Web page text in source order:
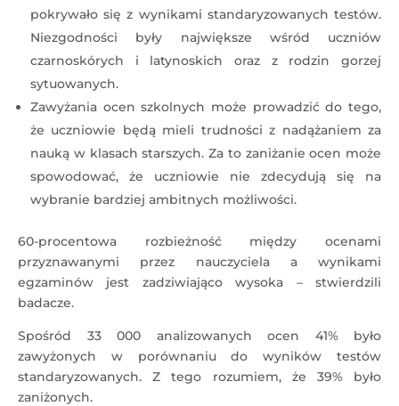
pokrywało się z wynikami standaryzowanych testów.
Niezgodności były największe wśród uczniów
czarnoskórych i latynoskich oraz z rodzin gorzej
sytuowanych.
Zawyżania ocen szkolnych może prowadzić do tego,
że uczniowie będą mieli trudności z nadążaniem za
nauką w klasach starszych. Za to zaniżanie ocen może
spowodować, że uczniowie nie zdecydują się na
wybranie bardziej ambitnych możliwości.
60-procentowa rozbieżność między ocenami
przyznawanymi przez nauczyciela a wynikami
egzaminów jest zadziwiająco wysoka – stwierdzili
badacze.
Spośród 33 000 analizowanych ocen 41% było
zawyżonych w porównaniu do wyników testów
standaryzowanych. Z tego rozumiem, że 39% było
zaniżonych.